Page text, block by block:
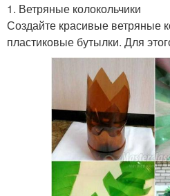
1. Ветряные колокольчики
Создайте красивые ветряные
пластиковые бутылки. Для